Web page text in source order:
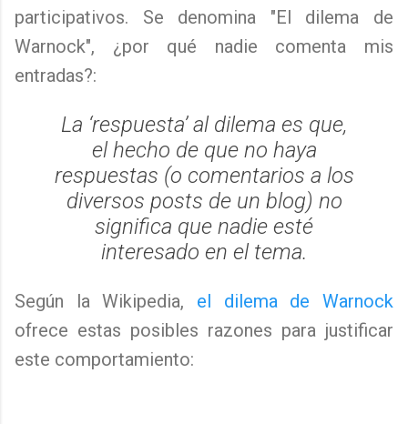
participativos. Se denomina "El dilema de
Warnock", ¿por qué nadie comenta mis
entradas?:
La ‘respuesta’ al dilema es que,
el hecho de que no haya
respuestas (o comentarios a los
diversos posts de un blog) no
significa que nadie esté
interesado en el tema.
Según la Wikipedia, el dilema de Warnock
ofrece estas posibles razones para justificar
este comportamiento: